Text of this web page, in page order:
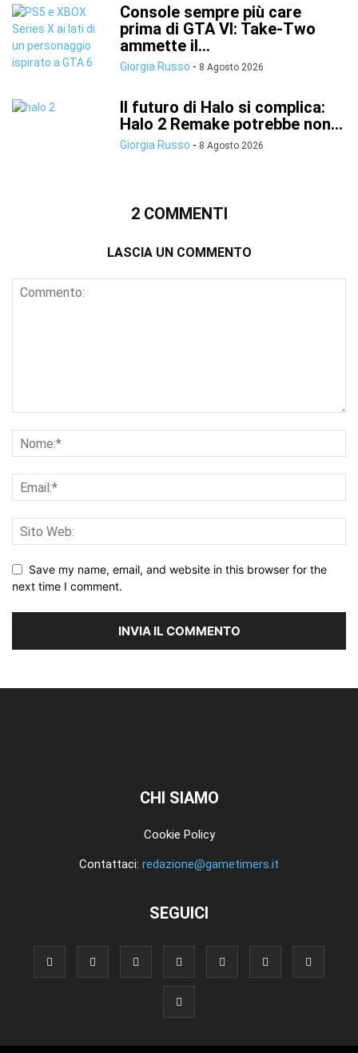
Console sempre più care
prima di GTA VI: Take-Two
ammette il...
Giorgia Russo - 8 Agosto 2026
Il futuro di Halo si complica:
Halo 2 Remake potrebbe non...
Giorgia Russo - 8 Agosto 2026
2 COMMENTI
LASCIA UN COMMENTO
Save my name, email, and website in this browser for the
next time I comment.
CHI SIAMO
Cookie Policy
Contattaci: redazione@gametimers.it
SEGUICI